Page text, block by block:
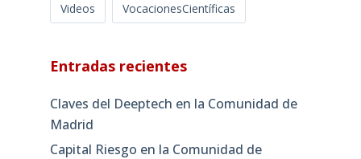
Videos VocacionesCientíficas
Entradas recientes
Claves del Deeptech en la Comunidad de
Madrid
Capital Riesgo en la Comunidad de